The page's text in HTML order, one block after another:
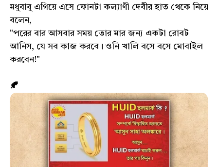
মধুবাবু এগিয়ে এসে ফোনটা কল্যাণী দেবীর হাত থেকে নিয়ে
বলেন,
"পরের বার আসবার সময় তোর মার জন্য একটা রোবট
আনিস, যে সব কাজ করবে। ওনি খালি বসে বসে মোবাইল
করবেন!"
🍂